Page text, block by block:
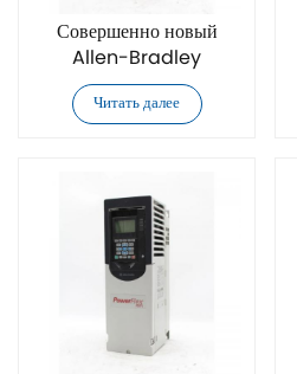
Совершенно новый
Allen-Bradley
20F11GC3P5JA0NNNNN
частотный
Читать далее